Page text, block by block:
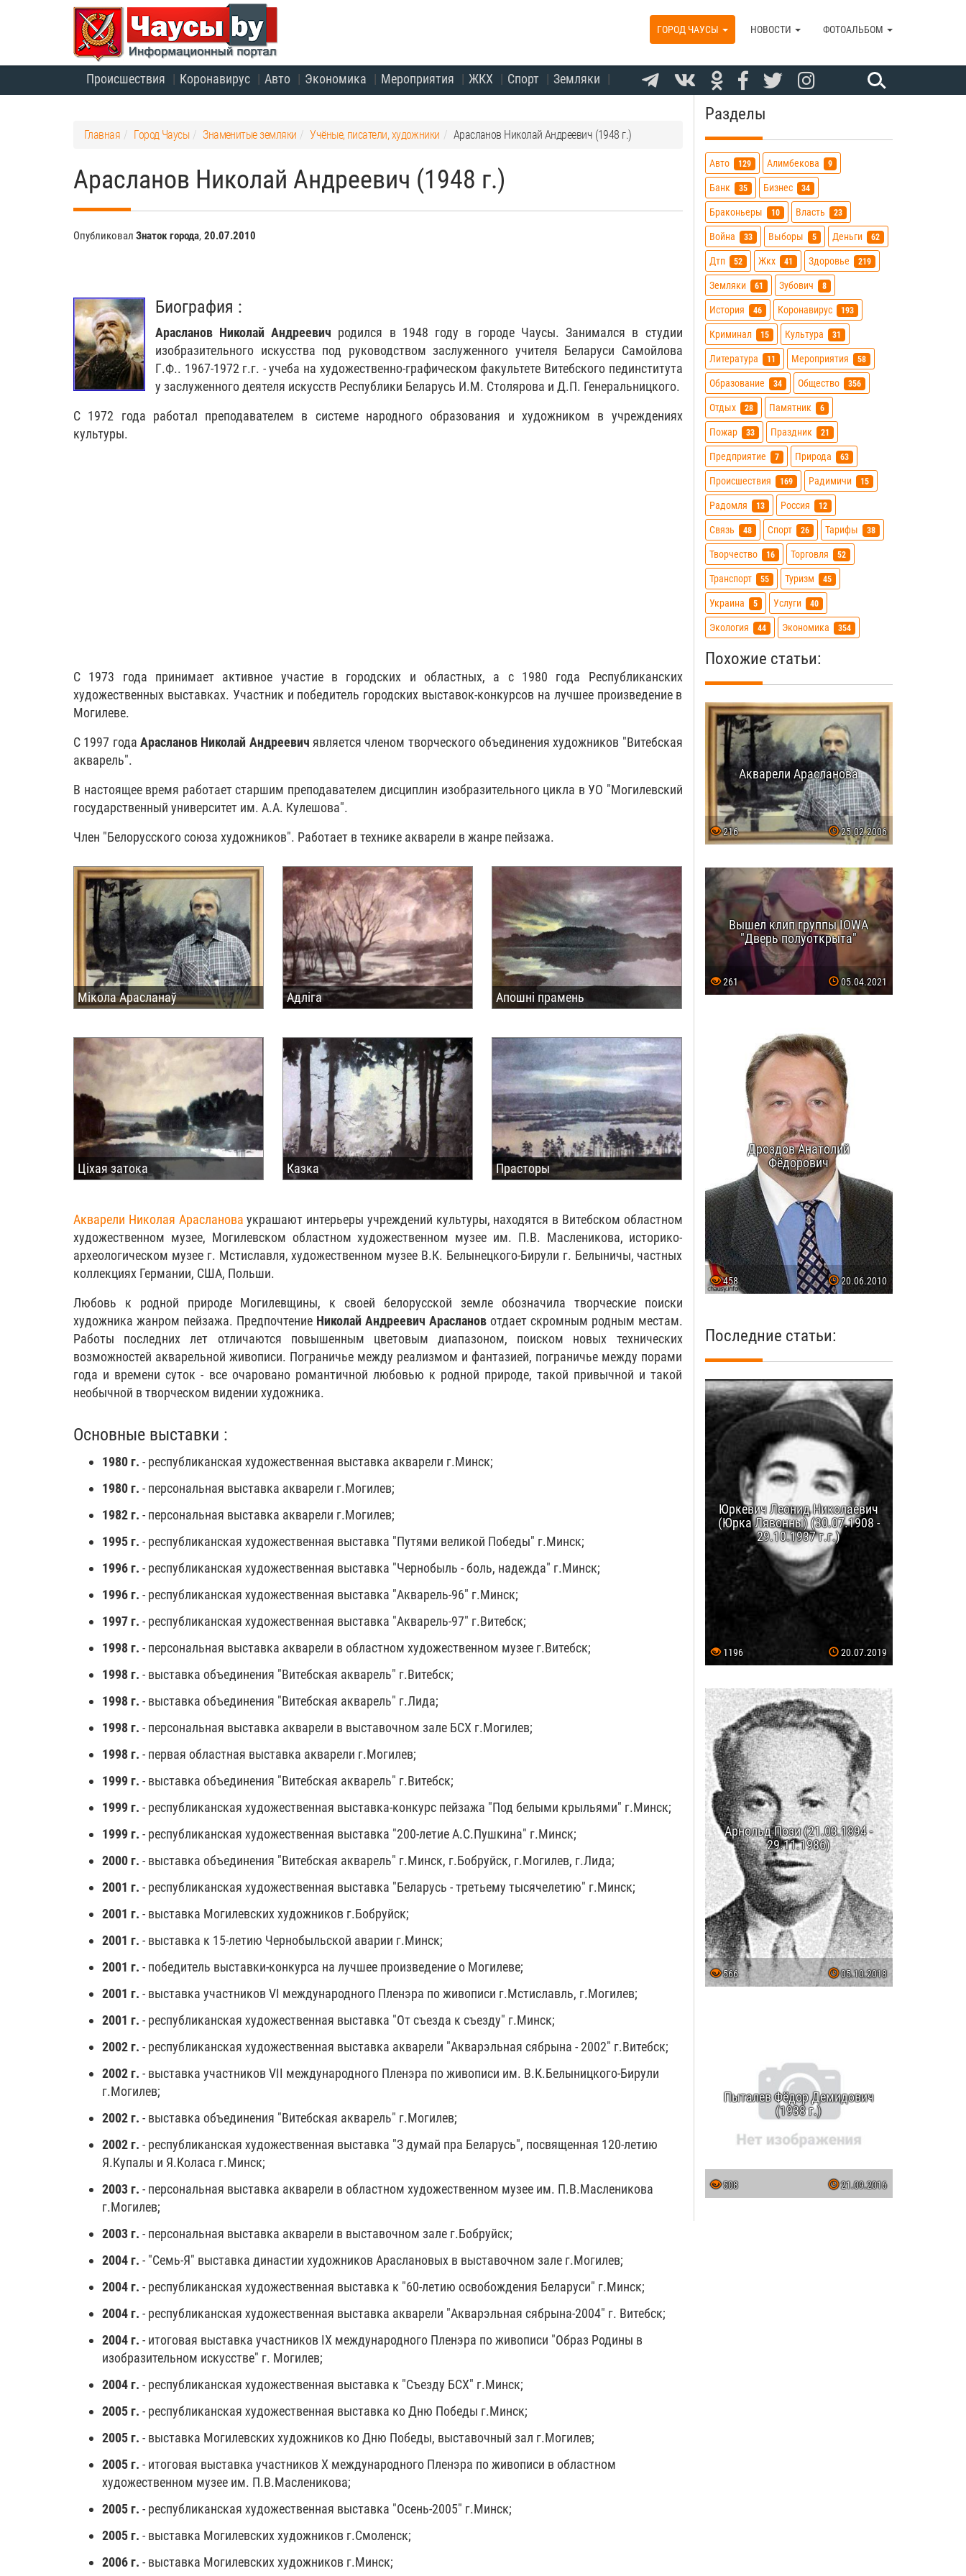
Происшествия Коронавирус Авто Экономика Мероприятия ЖКХ Спорт Земляки
ГОРОД ЧАУСЫ НОВОСТИ ФОТОАЛЬБОМ
Главная Город Чаусы Знаменитые земляки Учёные, писатели, художники Арасланов Николай Андреевич (1948 г.)
Арасланов Николай Андреевич (1948 г.)
Опубликовал Знаток города, 20.07.2010
Биография :
Арасланов Николай Андреевич родился в 1948 году в городе Чаусы. Занимался в студии
изобразительного искусства под руководством заслуженного учителя Беларуси Самойлова
Г.Ф.. 1967-1972 г.г. - учеба на художественно-графическом факультете Витебского пединститута
у заслуженного деятеля искусств Республики Беларусь И.М. Столярова и Д.П. Генеральницкого.
С 1972 года работал преподавателем в системе народного образования и художником в учреждениях
культуры.
С 1973 года принимает активное участие в городских и областных, а с 1980 года Республиканских
художественных выставках. Участник и победитель городских выставок-конкурсов на лучшее произведение в
Могилеве.
С 1997 года Арасланов Николай Андреевич является членом творческого объединения художников "Витебская
акварель".
В настоящее время работает старшим преподавателем дисциплин изобразительного цикла в УО "Могилевский
государственный университет им. А.А. Кулешова".
Член "Белорусского союза художников". Работает в технике акварели в жанре пейзажа.
Мікола Арасланаў Адліга Апошні прамень
Ціхая затока Казка Прасторы
Акварели Николая Арасланова украшают интерьеры учреждений культуры, находятся в Витебском областном
художественном музее, Могилевском областном художественном музее им. П.В. Масленикова, историко-
археологическом музее г. Мстиславля, художественном музее В.К. Белынецкого-Бирули г. Белыничы, частных
коллекциях Германии, США, Польши.
Любовь к родной природе Могилевщины, к своей белорусской земле обозначила творческие поиски
художника жанром пейзажа. Предпочтение Николай Андреевич Араслановотдает скромным родным местам.
Работы последних лет отличаются повышенным цветовым диапазоном, поиском новых технических
возможностей акварельной живописи. Пограничье между реализмом и фантазией, пограничье между порами
года и времени суток - все очаровано романтичной любовью к родной природе, такой привычной и такой
необычной в творческом видении художника.
Основные выставки :
1980 г. - республиканская художественная выставка акварели г.Минск;
1980 г. - персональная выставка акварели г.Могилев;
1982 г. - персональная выставка акварели г.Могилев;
1995 г. - республиканская художественная выставка "Путями великой Победы" г.Минск;
1996 г. - республиканская художественная выставка "Чернобыль - боль, надежда" г.Минск;
1996 г. - республиканская художественная выставка "Акварель-96" г.Минск;
1997 г. - республиканская художественная выставка "Акварель-97" г.Витебск;
1998 г. - персональная выставка акварели в областном художественном музее г.Витебск;
1998 г. - выставка объединения "Витебская акварель" г.Витебск;
1998 г. - выставка объединения "Витебская акварель" г.Лида;
1998 г. - персональная выставка акварели в выставочном зале БСХ г.Могилев;
1998 г. - первая областная выставка акварели г.Могилев;
1999 г. - выставка объединения "Витебская акварель" г.Витебск;
1999 г. - республиканская художественная выставка-конкурс пейзажа "Под белыми крыльями" г.Минск;
1999 г. - республиканская художественная выставка "200-летие А.С.Пушкина" г.Минск;
2000 г. - выставка объединения "Витебская акварель" г.Минск, г.Бобруйск, г.Могилев, г.Лида;
2001 г. - республиканская художественная выставка "Беларусь - третьему тысячелетию" г.Минск;
2001 г. - выставка Могилевских художников г.Бобруйск;
2001 г. - выставка к 15-летию Чернобыльской аварии г.Минск;
2001 г. - победитель выставки-конкурса на лучшее произведение о Могилеве;
2001 г. - выставка участников VI международного Пленэра по живописи г.Мстиславль, г.Могилев;
2001 г. - республиканская художественная выставка "От съезда к съезду" г.Минск;
2002 г. - республиканская художественная выставка акварели "Акварэльная сябрына - 2002" г.Витебск;
2002 г. - выставка участников VII международного Пленэра по живописи им. В.К.Белыницкого-Бирули
г.Могилев;
2002 г. - выставка объединения "Витебская акварель" г.Могилев;
2002 г. - республиканская художественная выставка "З думай пра Беларусь", посвященная 120-летию
Я.Купалы и Я.Коласа г.Минск;
2003 г. - персональная выставка акварели в областном художественном музее им. П.В.Масленикова
г.Могилев;
2003 г. - персональная выставка акварели в выставочном зале г.Бобруйск;
2004 г. - "Семь-Я" выставка династии художников Араслановых в выставочном зале г.Могилев;
2004 г. - республиканская художественная выставка к "60-летию освобождения Беларуси" г.Минск;
2004 г. - республиканская художественная выставка акварели "Акварэльная сябрына-2004" г. Витебск;
2004 г. - итоговая выставка участников IX международного Пленэра по живописи "Образ Родины в
изобразительном искусстве" г. Могилев;
2004 г. - республиканская художественная выставка к "Съезду БСХ" г.Минск;
2005 г. - республиканская художественная выставка ко Дню Победы г.Минск;
2005 г. - выставка Могилевских художников ко Дню Победы, выставочный зал г.Могилев;
2005 г. - итоговая выставка участников X международного Пленэра по живописи в областном
художественном музее им. П.В.Масленикова;
2005 г. - республиканская художественная выставка "Осень-2005" г.Минск;
2005 г. - выставка Могилевских художников г.Смоленск;
2006 г. - выставка Могилевских художников г.Минск;
Разделы
Авто 129 Алимбекова 9
Банк 35 Бизнес 34
Браконьеры 10 Власть 23
Война 33 Выборы 5 Деньги 62
Дтп 52 Жкх 41 Здоровье 219
Земляки 61 Зубович 8
История 46 Коронавирус 193
Криминал 15 Культура 31
Литература 11 Мероприятия 58
Образование 34 Общество 356
Отдых 28 Памятник 6
Пожар 33 Праздник 21
Предприятие 7 Природа 63
Происшествия 169 Радимичи 15
Радомля 13 Россия 12
Связь 48 Спорт 26 Тарифы 38
Творчество 16 Торговля 52
Транспорт 55 Туризм 45
Украина 5 Услуги 40
Экология 44 Экономика 354
Похожие статьи:
Акварели Арасланова
216 25.02.2006
Вышел клип группы IOWA
"Дверь полуоткрыта"
261 05.04.2021
Дроздов Анатолий
Фёдорович
458 20.06.2010
Последние статьи:
Юркевич Леонид Николаевич
(Юрка Лявонны) (30.07.1908 -
29.10.1937 г.г.)
1196 20.07.2019
Арнольд Пози (21.03.1894 -
29.11.1986)
566 05.10.2018
Пыталев Фёдор Демидович
(1938 г.)
508 21.09.2016